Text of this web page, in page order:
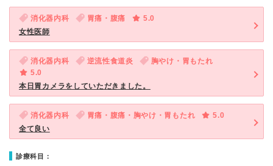
消化器内科 胃痛・腹痛
5.0
女性医師
消化器内科 逆流性食道炎
胸やけ・胃もたれ
5.0
本日胃カメラをしていただきました。
消化器内科 胃痛・腹痛・胸やけ・胃もたれ
5.0
全て良い
診療科目：